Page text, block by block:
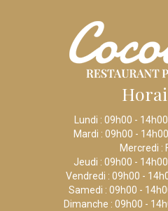
Lundi : 09h00 -
Mardi : 09h00 -
Mercredi :
Jeudi : 09h00 -
Vendredi : 09h00 -
Samedi : 09h00 -
Dimanche : 09h00 -